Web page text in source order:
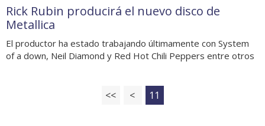
Rick Rubin producirá el nuevo disco de
Metallica
El productor ha estado trabajando últimamente con System
of a down, Neil Diamond y Red Hot Chili Peppers entre otros
<< < 11